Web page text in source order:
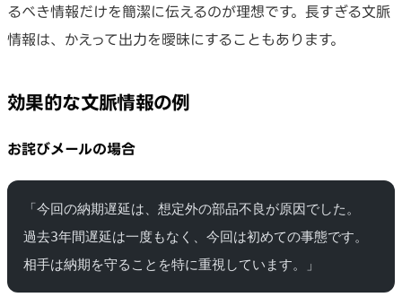
るべき情報だけを簡潔に伝えるのが理想です。長すぎる文脈
情報は、かえって出力を曖昧にすることもあります。
効果的な文脈情報の例
お詫びメールの場合
「今回の納期遅延は、想定外の部品不良が原因でした。
過去3年間遅延は一度もなく、今回は初めての事態です。
相手は納期を守ることを特に重視しています。」